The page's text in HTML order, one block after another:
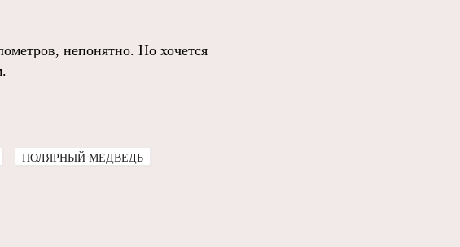
непонятно. Но хочется
ПОЛЯРНЫЙ МЕДВЕДЬ